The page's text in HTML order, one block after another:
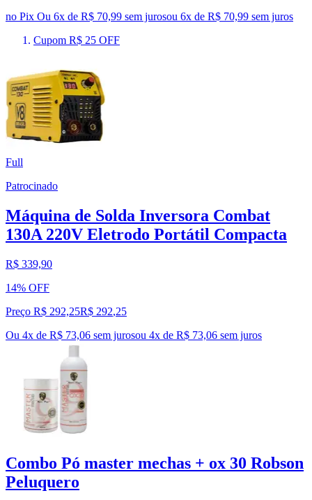
no Pix Ou 6x de R$ 70,99 sem jurosou 6x de R$ 70,99 sem juros
Cupom R$ 25 OFF
Full
Patrocinado
Máquina de Solda Inversora Combat
130A 220V Eletrodo Portátil Compacta
R$ 339,90
14% OFF
Preço R$ 292,25R$ 292,25
Ou 4x de R$ 73,06 sem jurosou 4x de R$ 73,06 sem juros
Combo Pó master mechas + ox 30 Robson
Peluquero